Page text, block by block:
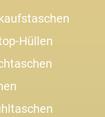
Hüllen